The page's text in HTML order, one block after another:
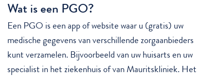
Wat is een PGO?
Een PGO is een app of website waar u (gratis) uw
medische gegevens van verschillende zorgaanbieders
kunt verzamelen. Bijvoorbeeld van uw huisarts en uw
specialist in het ziekenhuis of van Mauritskliniek. Het